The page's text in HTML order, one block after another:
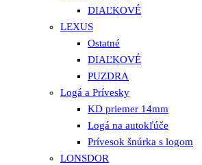
DIAĽKOVÉ
LEXUS
Ostatné
DIAĽKOVÉ
PUZDRA
Logá a Prívesky
KD priemer 14mm
Logá na autokľúče
Prívesok šnúrka s logom
LONSDOR